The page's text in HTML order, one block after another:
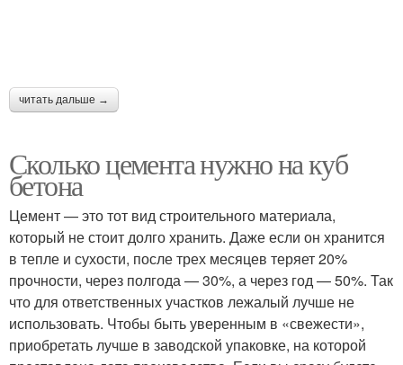
читать дальше →
Сколько цемента нужно на куб
бетона
Цемент — это тот вид строительного материала,
который не стоит долго хранить. Даже если он хранится
в тепле и сухости, после трех месяцев теряет 20%
прочности, через полгода — 30%, а через год — 50%. Так
что для ответственных участков лежалый лучше не
использовать. Чтобы быть уверенным в «свежести»,
приобретать лучше в заводской упаковке, на которой